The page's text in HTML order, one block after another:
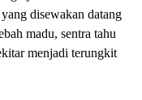
disewakan datang
madu, sentra tahu
menjadi terungkit